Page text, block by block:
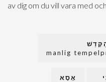
av dig om du vill vara med
manlig
אָסָא